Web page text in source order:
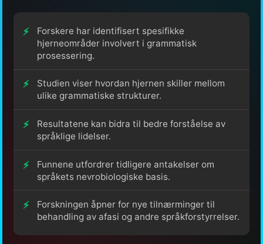
Forskere har identifisert spesifikke
hjerneområder involvert i grammatisk
prosessering.
Studien viser hvordan hjernen skiller mellom
ulike grammatiske strukturer.
Resultatene kan bidra til bedre forståelse av
språklige lidelser.
Funnene utfordrer tidligere antakelser om
språkets nevrobiologiske basis.
Forskningen åpner for nye tilnærminger til
behandling av afasi og andre språkforstyrrelser.